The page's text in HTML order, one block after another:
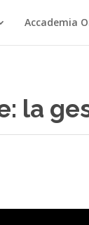
Accademia
la